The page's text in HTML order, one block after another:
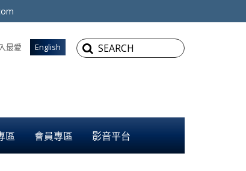
最愛 English
區 會員專區 影音平台